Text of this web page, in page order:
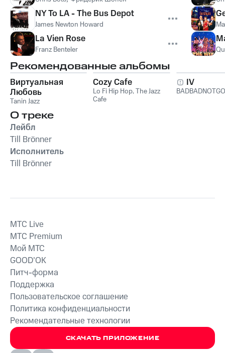
NY To LA - The Bus Depot
James Newton Howard
La Vien Rose
Franz Benteler
Рекомендованные альбомы
Виртуальная
Любовь
Tanin Jazz
Cozy Cafe
Lo Fi Hip Hop,The Jazz
Cafe
IV
О треке
Лейбл
Till Brönner
Исполнитель
Till Brönner
СКАЧАТЬ ПРИЛОЖЕНИЕ
MTС Live
MTС Premium
Мой МТС
GOOD’OK
Питч-форма
Поддержка
Пользовательское соглашение
Политика конфиденциальности
Рекомендательные технологии